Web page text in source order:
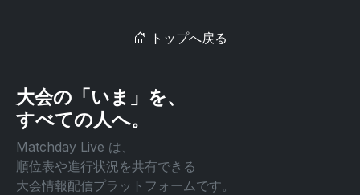
トップへ戻る
大会の「いま」を、
すべての人へ。
Matchday Live は、
順位表や進行状況を共有できる
大会情報配信プラットフォームです。